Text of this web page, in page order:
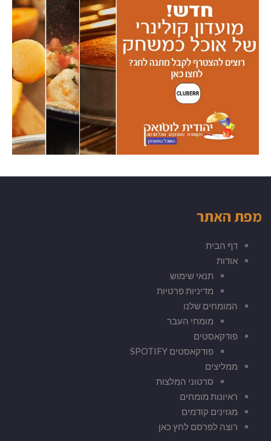
מפת האתר
דף הבית
אודות
תנאי שימוש
מדיניות פרטיות
המומחים שלנו
מומחי העבר
פודקאסטים
פודקאסטים SPOTIFY
ממליצים
סרטוני המלצות
ראיונות מומחים
מגזינים קודמים
רוצה לפרסם לחץ כאן